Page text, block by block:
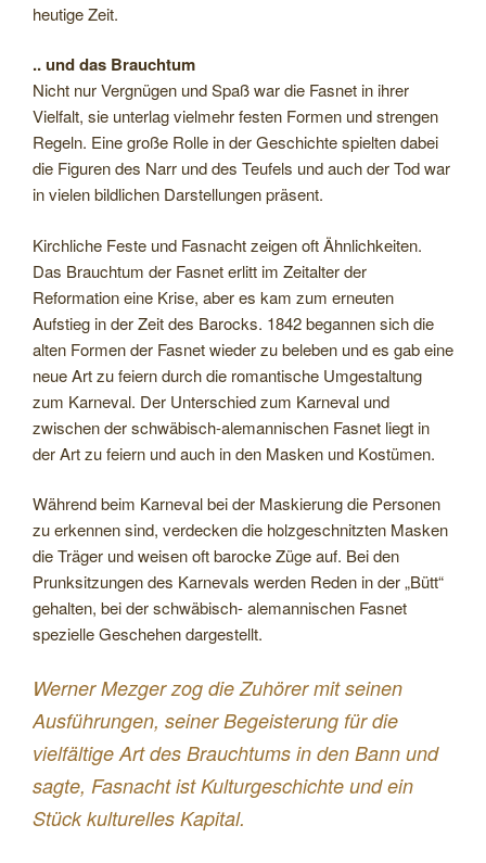
heutige Zeit.
.. und das Brauchtum
Nicht nur Vergnügen und Spaß war die Fasnet in ihrer
Vielfalt, sie unterlag vielmehr festen Formen und strengen
Regeln. Eine große Rolle in der Geschichte spielten dabei
die Figuren des Narr und des Teufels und auch der Tod war
in vielen bildlichen Darstellungen präsent.
Kirchliche Feste und Fasnacht zeigen oft Ähnlichkeiten.
Das Brauchtum der Fasnet erlitt im Zeitalter der
Reformation eine Krise, aber es kam zum erneuten
Aufstieg in der Zeit des Barocks. 1842 begannen sich die
alten Formen der Fasnet wieder zu beleben und es gab eine
neue Art zu feiern durch die romantische Umgestaltung
zum Karneval. Der Unterschied zum Karneval und
zwischen der schwäbisch-alemannischen Fasnet liegt in
der Art zu feiern und auch in den Masken und Kostümen.
Während beim Karneval bei der Maskierung die Personen
zu erkennen sind, verdecken die holzgeschnitzten Masken
die Träger und weisen oft barocke Züge auf. Bei den
Prunksitzungen des Karnevals werden Reden in der „Bütt“
gehalten, bei der schwäbisch- alemannischen Fasnet
spezielle Geschehen dargestellt.
Werner Mezger zog die Zuhörer mit seinen
Ausführungen, seiner Begeisterung für die
vielfältige Art des Brauchtums in den Bann und
sagte, Fasnacht ist Kulturgeschichte und ein
Stück kulturelles Kapital.